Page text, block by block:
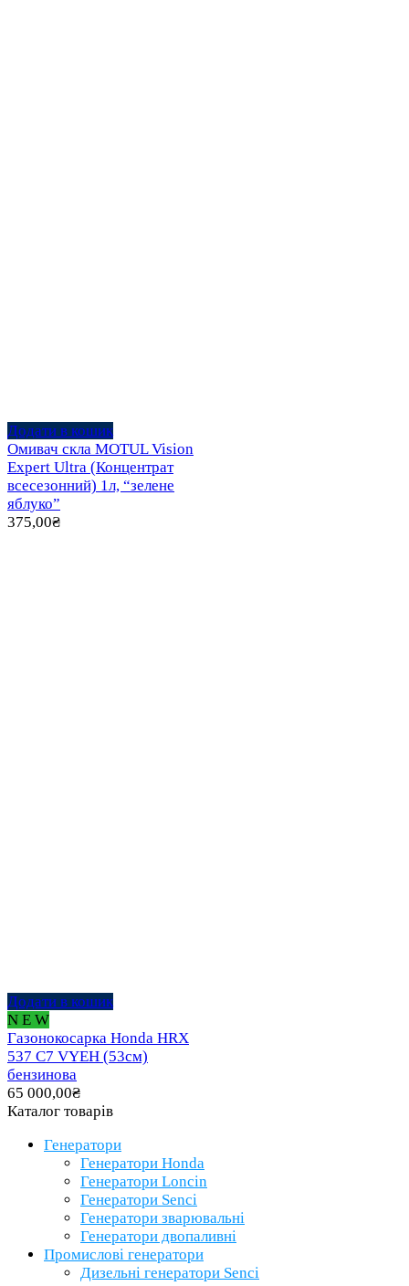
Додати в кошик
Омивач скла MOTUL Vision
Expert Ultra (Концентрат
всесезонний) 1л, “зелене
яблуко”
375,00₴
Додати в кошик
N E W
Газонокосарка Honda HRX
537 C7 VYEH (53см)
бензинова
65 000,00₴
Каталог товарів
Генератори
Генератори Honda
Генератори Loncin
Генератори Senci
Генератори зварювальні
Генератори двопаливні
Промислові генератори
Дизельні генератори Senci